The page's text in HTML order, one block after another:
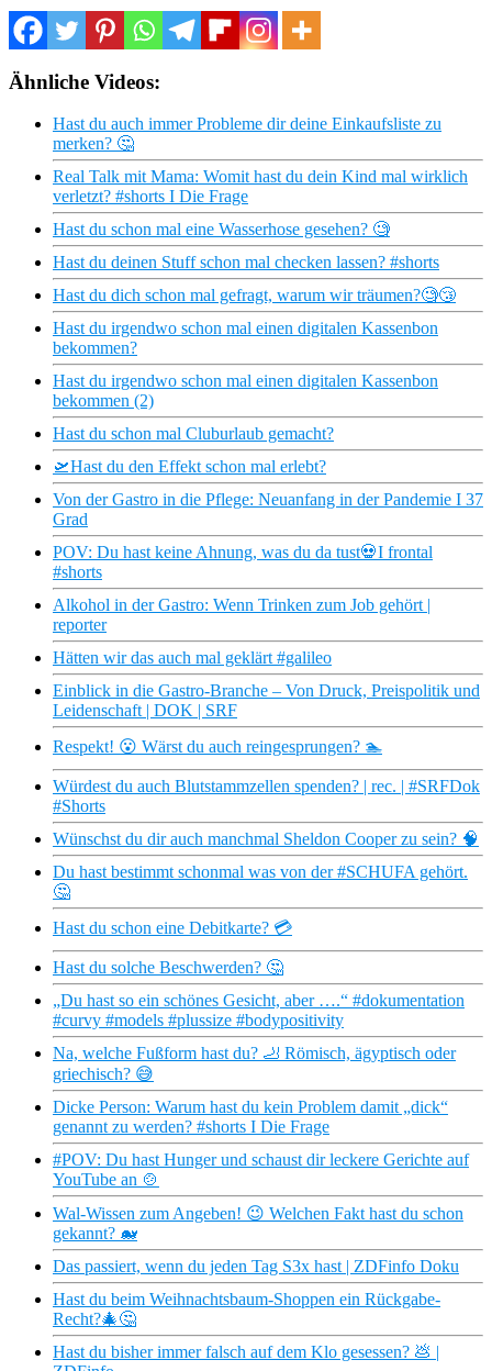
Ähnliche Videos:
Hast du auch immer Probleme dir deine Einkaufsliste zu
merken? 🤔
Real Talk mit Mama: Womit hast du dein Kind mal wirklich
verletzt? #shorts I Die Frage
Hast du schon mal eine Wasserhose gesehen? 🧐
Hast du deinen Stuff schon mal checken lassen? #shorts
Hast du dich schon mal gefragt, warum wir träumen?🧐😴
Hast du irgendwo schon mal einen digitalen Kassenbon
bekommen?
Hast du irgendwo schon mal einen digitalen Kassenbon
bekommen (2)
Hast du schon mal Cluburlaub gemacht?
🛫Hast du den Effekt schon mal erlebt?
Von der Gastro in die Pflege: Neuanfang in der Pandemie I 37
Grad
POV: Du hast keine Ahnung, was du da tust💀I frontal
#shorts
Alkohol in der Gastro: Wenn Trinken zum Job gehört |
reporter
Hätten wir das auch mal geklärt #galileo
Einblick in die Gastro-Branche – Von Druck, Preispolitik und
Leidenschaft | DOK | SRF
Respekt! 😮 Wärst du auch reingesprungen? 🏊
Würdest du auch Blutstammzellen spenden? | rec. | #SRFDok
#Shorts
Wünschst du dir auch manchmal Sheldon Cooper zu sein? 🧠
Du hast bestimmt schonmal was von der #SCHUFA gehört.
🤔
Hast du schon eine Debitkarte? 💳
Hast du solche Beschwerden? 🤔
„Du hast so ein schönes Gesicht, aber ….“ #dokumentation
#curvy #models #plussize #bodypositivity
Na, welche Fußform hast du? 🦶 Römisch, ägyptisch oder
griechisch? 😅
Dicke Person: Warum hast du kein Problem damit „dick“
genannt zu werden? #shorts I Die Frage
#POV: Du hast Hunger und schaust dir leckere Gerichte auf
YouTube an 🍲
Wal-Wissen zum Angeben! 😉 Welchen Fakt hast du schon
gekannt? 🐋
Das passiert, wenn du jeden Tag S3x hast | ZDFinfo Doku
Hast du beim Weihnachtsbaum-Shoppen ein Rückgabe-
Recht?🎄🤔
Hast du bisher immer falsch auf dem Klo gesessen? 💩 |